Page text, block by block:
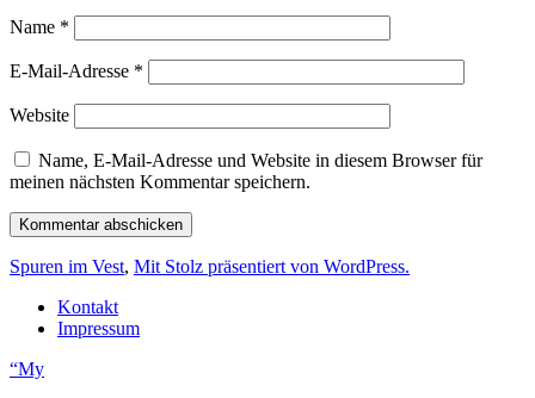
Name *
E-Mail-Adresse *
Website
Name, E-Mail-Adresse und Website in diesem Browser für
meinen nächsten Kommentar speichern.
Spuren im Vest, Mit Stolz präsentiert von WordPress.
Kontakt
Impressum
“My